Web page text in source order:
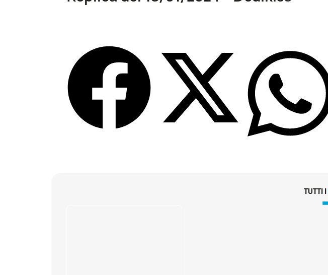
TUTTI I